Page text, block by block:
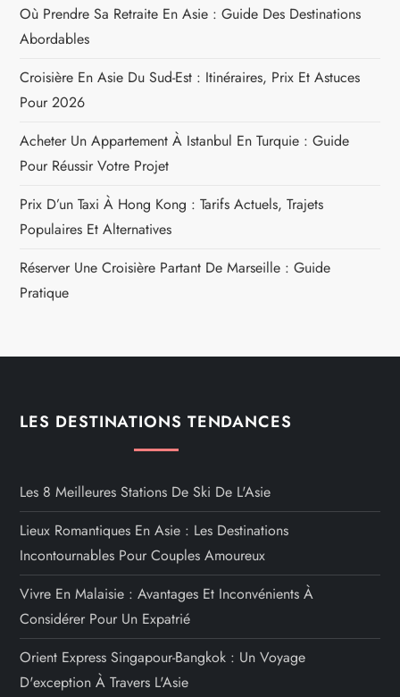
Où Prendre Sa Retraite En Asie : Guide Des Destinations
Abordables
Croisière En Asie Du Sud-Est : Itinéraires, Prix Et Astuces
Pour 2026
Acheter Un Appartement À Istanbul En Turquie : Guide
Pour Réussir Votre Projet
Prix D’un Taxi À Hong Kong : Tarifs Actuels, Trajets
Populaires Et Alternatives
Réserver Une Croisière Partant De Marseille : Guide
Pratique
LES DESTINATIONS TENDANCES
Les 8 Meilleures Stations De Ski De L'Asie
Lieux Romantiques En Asie : Les Destinations
Incontournables Pour Couples Amoureux
Vivre En Malaisie : Avantages Et Inconvénients À
Considérer Pour Un Expatrié
Orient Express Singapour-Bangkok : Un Voyage
D'exception À Travers L'Asie